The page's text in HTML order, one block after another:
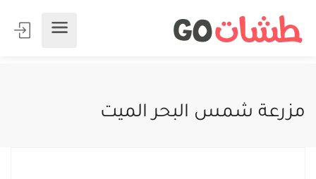
مزرعة شمس البحر الميت